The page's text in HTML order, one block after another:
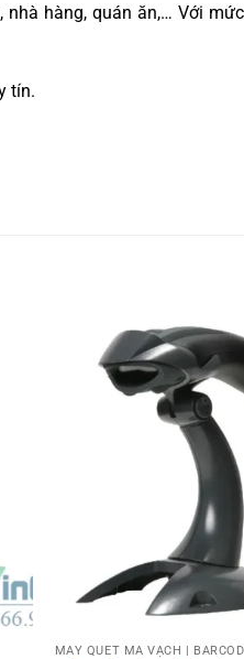
hàng, quán ăn,… Với
tín.
giá, hướng dẫn sử dụng
MÁY QUÉT MÃ VẠCH |